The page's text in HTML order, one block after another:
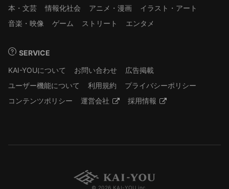
本・文芸
情報化社会 アニメ・漫画
イラスト・アート
音楽・映像
ゲーム ストリート エンタメ
SERVICE
KAI-YOUについて
お問い合わせ
広告掲載
ユーザー機能について
利用規約
プライバシーポリシー
コンテンツポリシー
運営会社 採用情報
© 2026 KAI-YOU inc.